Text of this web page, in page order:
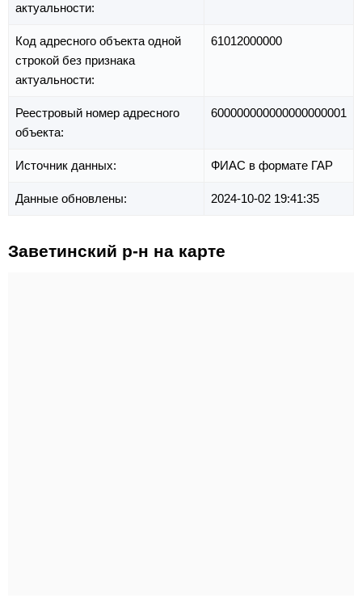
актуальности:
Код адресного объекта одной
строкой без признака
актуальности:
61012000000
Реестровый номер адресного
объекта:
600000000000000000001
Источник данных: ФИАС в формате ГАР
Данные обновлены: 2024-10-02 19:41:35
Заветинский р-н на карте